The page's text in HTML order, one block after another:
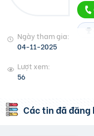
Ngày tham gia:
04-11-2025
Lượt xem:
56
Các tin đã đăng